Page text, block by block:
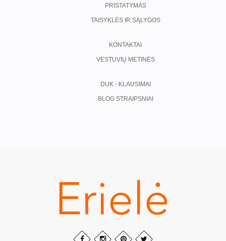
PRISTATYMAS
TAISYKLĖS IR SĄLYGOS
KONTAKTAI
VESTUVIŲ METINĖS
DUK - KLAUSIMAI
BLOG STRAIPSNIAI